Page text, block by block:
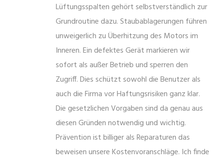
Lüftungsspalten gehört selbstverständlich zur
Grundroutine dazu. Staubablagerungen führen
unweigerlich zu Überhitzung des Motors im
Inneren. Ein defektes Gerät markieren wir
sofort als außer Betrieb und sperren den
Zugriff. Dies schützt sowohl die Benutzer als
auch die Firma vor Haftungsrisiken ganz klar.
Die gesetzlichen Vorgaben sind da genau aus
diesen Gründen notwendig und wichtig.
Prävention ist billiger als Reparaturen das
beweisen unsere Kostenvoranschläge. Ich finde